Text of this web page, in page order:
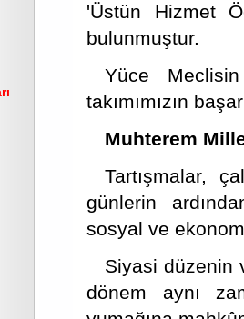
'Üstün Hizmet
bulunmuştur.
Yüce
takımımızın
Muhterem
Tartışmalar,
günlerin
sosyal ve
Siyasi düzenin
dönem aynı